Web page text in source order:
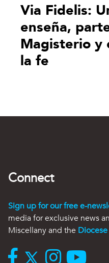
Via Fidelis:
enseña,
Magisterio y
la fe
Connect
Sign up for our free e-
media for exclusive news
Miscellany and the